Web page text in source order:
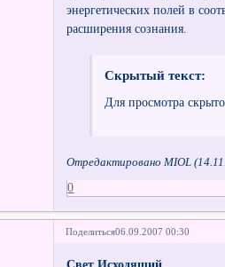
энергетических полей в
расширения сознания.
Скрытый текст:
Для просмотра
Отредактировано MIOL
0
Поделиться06.09.2007 00:30